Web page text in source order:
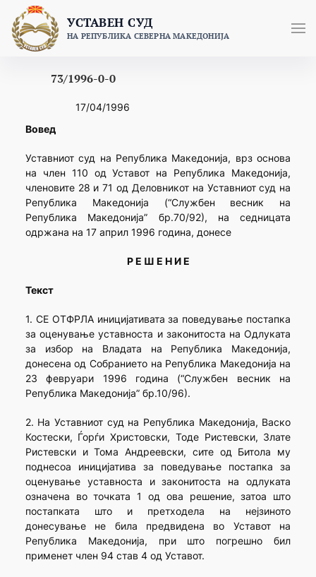
content
УСТАВЕН СУД
НА РЕПУБЛИКА СЕВЕРНА МАКЕДОНИЈА
73/1996-0-0
17/04/1996
Вовед
Уставниот суд на Република Македонија, врз основа
на член 110 од Уставот на Република Македонија,
членовите 28 и 71 од Деловникот на Уставниот суд на
Република Македонија (“Службен весник на
Република Македонија” бр.70/92), на седницата
одржана на 17 април 1996 година, донесе
Р Е Ш Е Н И Е
Текст
1. СЕ ОТФРЛА иницијативата за поведување постапка
за оценување уставноста и законитоста на Одлуката
за избор на Владата на Република Македонија,
донесена од Собранието на Република Македонија на
23 февруари 1996 година (“Службен весник на
Република Македонија” бр.10/96).
2. На Уставниот суд на Република Македонија, Васко
Костески, Ѓорѓи Христовски, Тоде Ристевски, Злате
Ристевски и Тома Андреевски, сите од Битола му
поднесоа иницијатива за поведување постапка за
оценување уставноста и законитоста на одлуката
означена во точката 1 од ова решение, затоа што
постапката што и претходела на нејзиното
донесување не била предвидена во Уставот на
Република Македонија, при што погрешно бил
применет член 94 став 4 од Уставот.